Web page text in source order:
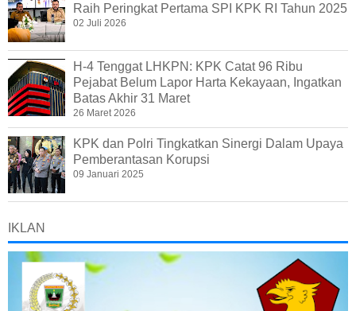
Raih Peringkat Pertama SPI KPK RI Tahun 2025
02 Juli 2026
H-4 Tenggat LHKPN: KPK Catat 96 Ribu
Pejabat Belum Lapor Harta Kekayaan, Ingatkan
Batas Akhir 31 Maret
26 Maret 2026
KPK dan Polri Tingkatkan Sinergi Dalam Upaya
Pemberantasan Korupsi
09 Januari 2025
IKLAN